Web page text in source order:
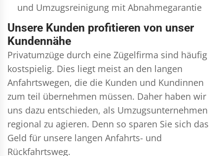
und Umzugsreinigung mit Abnahmegarantie
Unsere Kunden profitieren von unser
Kundennähe
Privatumzüge durch eine Zügelfirma sind häufig
kostspielig. Dies liegt meist an den langen
Anfahrtswegen, die die Kunden und Kundinnen
zum teil übernehmen müssen. Daher haben wir
uns dazu entschieden, als Umzugsunternehmen
regional zu agieren. Denn so sparen Sie sich das
Geld für unsere langen Anfahrts- und
Rückfahrtsweg.